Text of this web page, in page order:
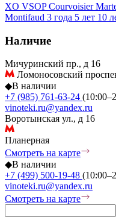
XO VSOPCourvoisier
Montifaud 3 года 5 лет 10
Наличие
Мичуринский пр., д 16
Ломоносовский
◆В наличии
+7 (985) 761-63-24
vinoteki.ru@yandex.ru
Воротынская ул., д 16
Планерная
Смотреть на карте
◆В наличии
+7 (499) 500-19-48
vinoteki.ru@yandex.ru
Смотреть на карте